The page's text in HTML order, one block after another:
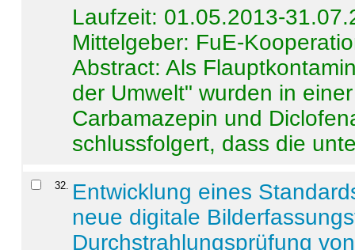
Laufzeit: 01.05.2013-
Mittelgeber: FuE-
Abstract:Als
der Umwelt" wurden in
Carbamazepin und
schlussfolgert, dass die
32. Entwicklung eines
neue digitale
Durchstrahlungsprüfung